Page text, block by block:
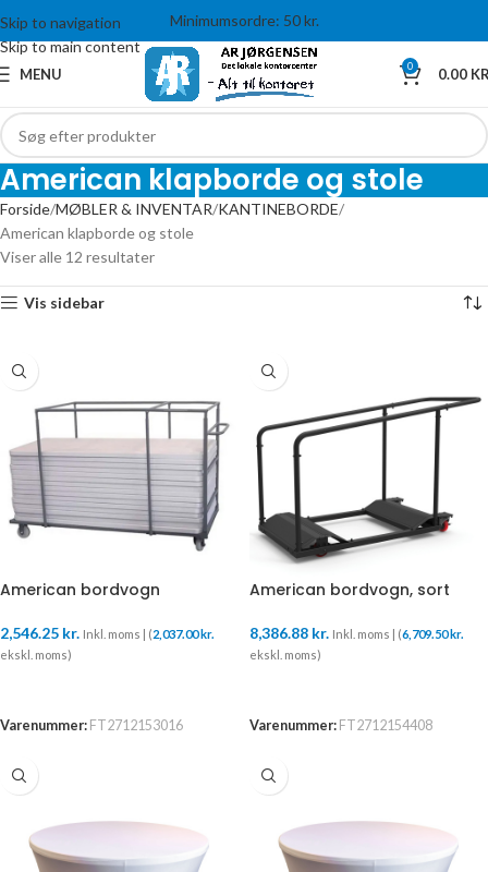
Skip to navigation
Skip to main content
Minimumsordre: 50 kr.
MENU 0 0.00
American klapborde og stole
Forside MØBLER & INVENTAR KANTINEBORDE
American klapborde og stole
Viser alle 12 resultater
Vis sidebar
American bordvogn
2,546.25 kr. Inkl. moms | (2,037.00kr.
ekskl. moms)
Varenummer: FT2712153016
American bordvogn, sort
8,386.88 kr. Inkl. moms | (6,709.50kr.
ekskl. moms)
Varenummer: FT2712154408